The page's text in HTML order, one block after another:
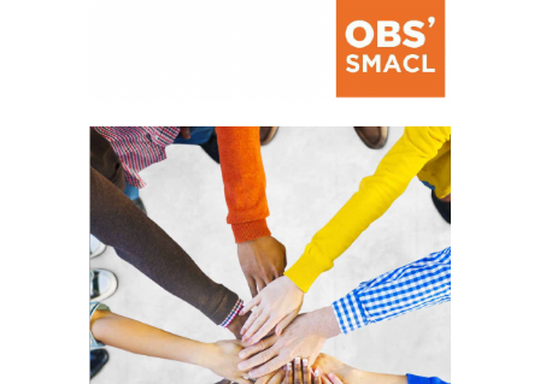
La prévention des conflits
d’intérêts
18 septembre 2023
FEUILLETER